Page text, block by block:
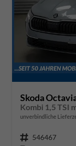
Skoda
Kombi 1,5 TSI
unverbindliche
Fahrzeugnr. 546467